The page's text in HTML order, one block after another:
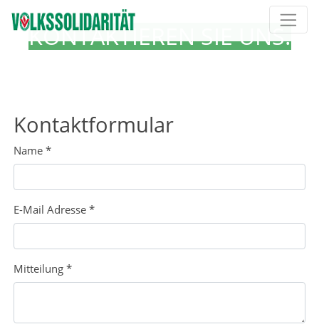
Direkt zur Hauptnavigation springen
Direkt zum Inhalt springen
KONTAKTIEREN SIE UNS.
Kontaktformular
Name *
E-Mail Adresse *
Mitteilung *